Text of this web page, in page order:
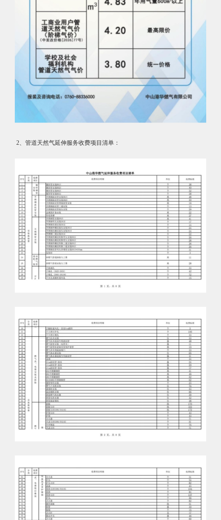
2、管道天然⽓延伸服务收费项⽬清单：